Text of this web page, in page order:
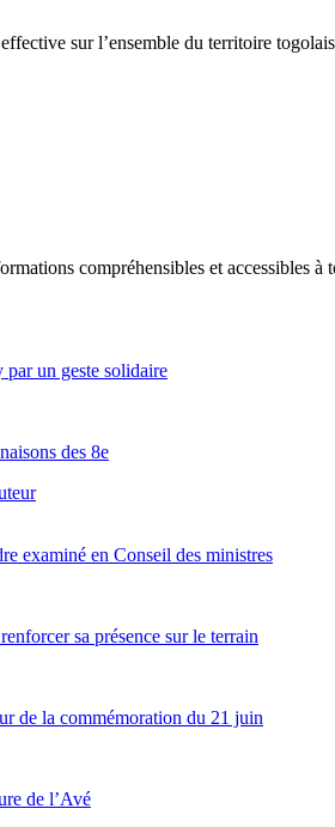
sur l’ensemble du territoire
compréhensibles et accessibles
un geste solidaire
des 8e
examiné en Conseil des ministres
sa présence sur le terrain
de la commémoration du 21 juin
de l’Avé